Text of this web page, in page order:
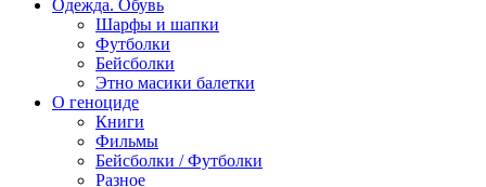
Одежда. Обувь
Шарфы и шапки
Футболки
Бейсболки
Этно масики балетки
О геноциде
Книги
Фильмы
Бейсболки / Футболки
Разное